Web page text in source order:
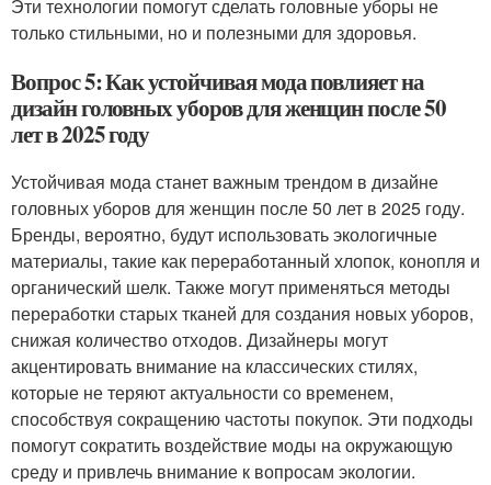
Эти технологии помогут сделать головные уборы не
только стильными, но и полезными для здоровья.
Вопрос 5: Как устойчивая мода повлияет на
дизайн головных уборов для женщин после 50
лет в 2025 году
Устойчивая мода станет важным трендом в дизайне
головных уборов для женщин после 50 лет в 2025 году.
Бренды, вероятно, будут использовать экологичные
материалы, такие как переработанный хлопок, конопля и
органический шелк. Также могут применяться методы
переработки старых тканей для создания новых уборов,
снижая количество отходов. Дизайнеры могут
акцентировать внимание на классических стилях,
которые не теряют актуальности со временем,
способствуя сокращению частоты покупок. Эти подходы
помогут сократить воздействие моды на окружающую
среду и привлечь внимание к вопросам экологии.